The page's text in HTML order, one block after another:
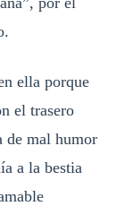
ella porque
el trasero
de mal humor
a la bestia